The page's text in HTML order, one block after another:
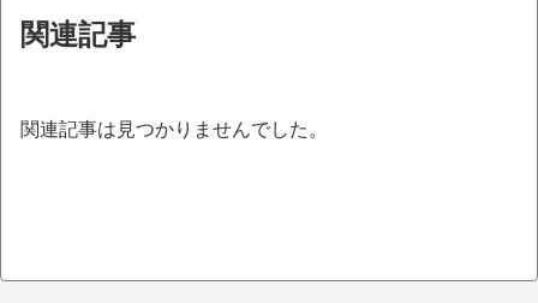
関連記事
関連記事は見つかりませんでした。